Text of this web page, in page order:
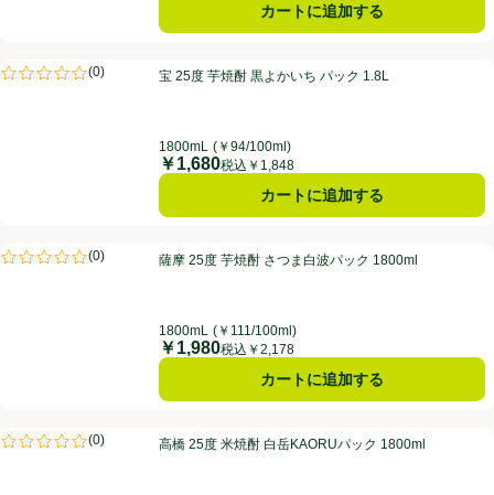
カートに追加する
宝 25度 芋焼酎 黒よかいち パック 1.8L
(0)
評価は0件のレビューで5点中0.0点。宝 25度 芋焼酎 黒よかいち パック 1.8L
1800mL (￥94/100ml)
価格
￥1,680税込￥1,848
カートに追加する
薩摩 25度 芋焼酎 さつま白波パック 1800ml
(0)
評価は0件のレビューで5点中0.0点。 薩摩 25度 芋焼酎 さつま白波パック 1800ml
1800mL (￥111/100ml)
価格
￥1,980税込￥2,178
カートに追加する
高橋 25度 米焼酎 白岳KAORUパック 1800ml
(0)
評価は0件のレビューで5点中0.0点。高橋 25度 米焼酎 白岳KAORUパック 1800ml